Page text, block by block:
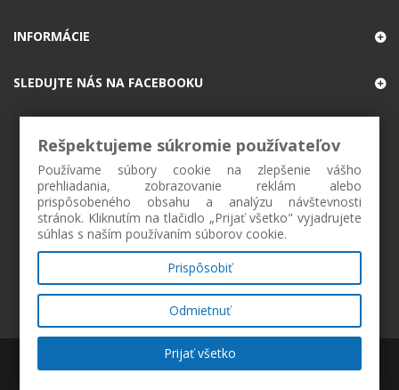
INFORMÁCIE
SLEDUJTE NÁS NA FACEBOOKU
Rešpektujeme súkromie používateľov
Používame súbory cookie na zlepšenie vášho
prehliadania, zobrazovanie reklám alebo
prispôsobeného obsahu a analýzu návštevnosti
stránok. Kliknutím na tlačidlo „Prijať všetko" vyjadrujete
súhlas s naším používaním súborov cookie.
Prispôsobiť
Odmietnuť
Prijať všetko